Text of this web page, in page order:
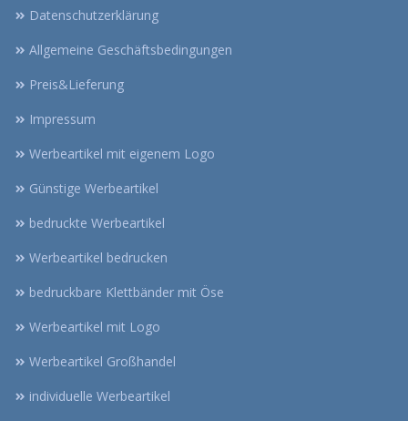
Datenschutzerklärung
Allgemeine Geschäftsbedingungen
Preis&Lieferung
Impressum
Werbeartikel mit eigenem Logo
Günstige Werbeartikel
bedruckte Werbeartikel
Werbeartikel bedrucken
bedruckbare Klettbänder mit Öse
Werbeartikel mit Logo
Werbeartikel Großhandel
individuelle Werbeartikel